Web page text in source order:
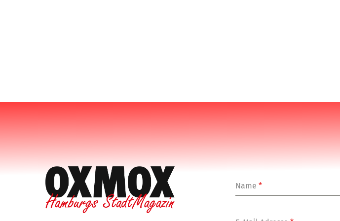
Name*